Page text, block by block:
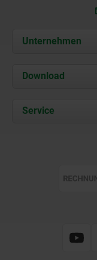
Unternehmen
Über uns
Kontakt
Download
Dokumente
Service